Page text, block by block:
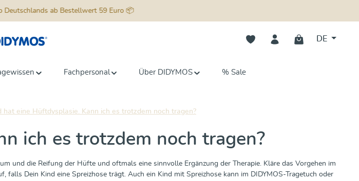
Deutschlands ab Bestellwert 59 Euro 📦
Du hast 0 Produkte auf dem
DE
Fachpersonal Über DIDYMOS % Sale
hat eine Hüftdysplasie. Kann ich es trotzdem noch tragen?
ich es trotzdem noch tragen?
und die Reifung der Hüfte und oftmals eine sinnvolle Ergänzung der Therapie. Kläre das Vorgehen im
Dein Kind eine Spreizhose trägt. Auch ein Kind mit Spreizhose kann im DIDYMOS-Tragetuch oder